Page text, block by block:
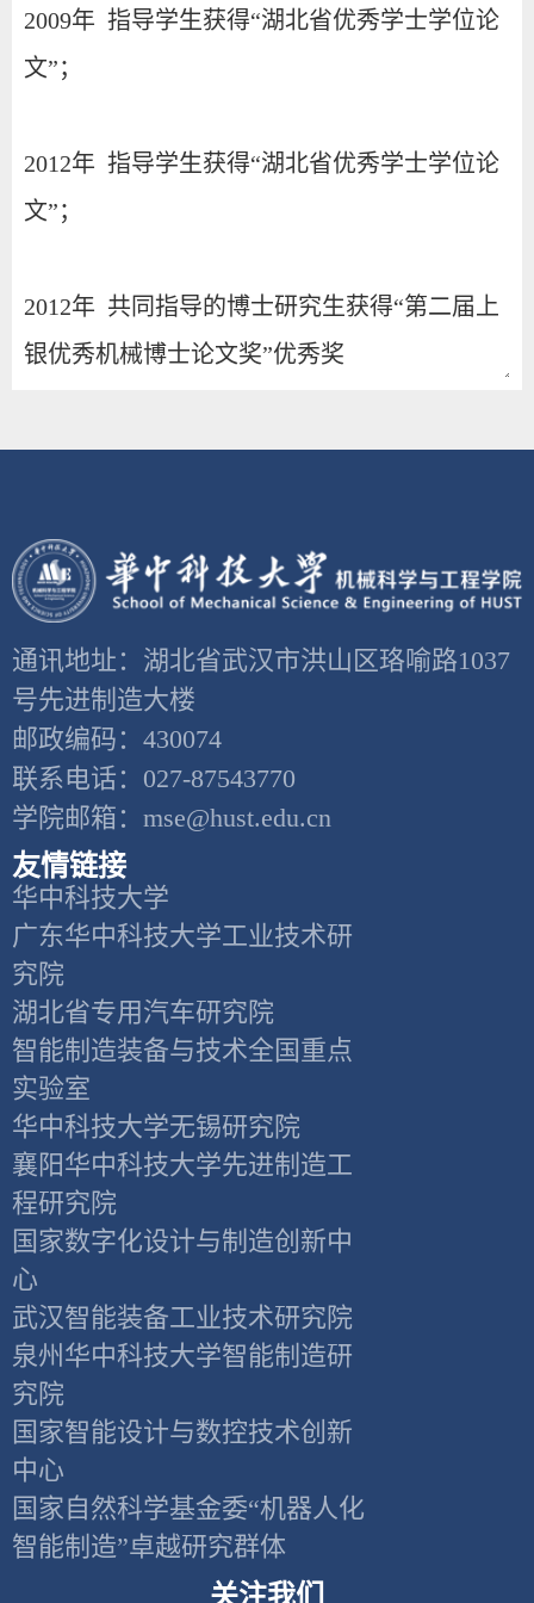
通讯地址：湖北省武汉市洪山区珞喻路1037
号先进制造大楼
邮政编码：430074
联系电话：027-87543770
学院邮箱：mse@hust.edu.cn
友情链接
华中科技大学
广东华中科技大学工业技术研
究院
湖北省专用汽车研究院
智能制造装备与技术全国重点
实验室
华中科技大学无锡研究院
襄阳华中科技大学先进制造工
程研究院
国家数字化设计与制造创新中
心
武汉智能装备工业技术研究院
泉州华中科技大学智能制造研
究院
国家智能设计与数控技术创新
中心
国家自然科学基金委“机器人化
智能制造”卓越研究群体
关注我们